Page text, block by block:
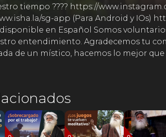
tiempo ???? https://
sg-app (Para Android y IOs)
en Español Somos
entendimiento. Agradecemos tu
de un místico, hacemos lo mejor